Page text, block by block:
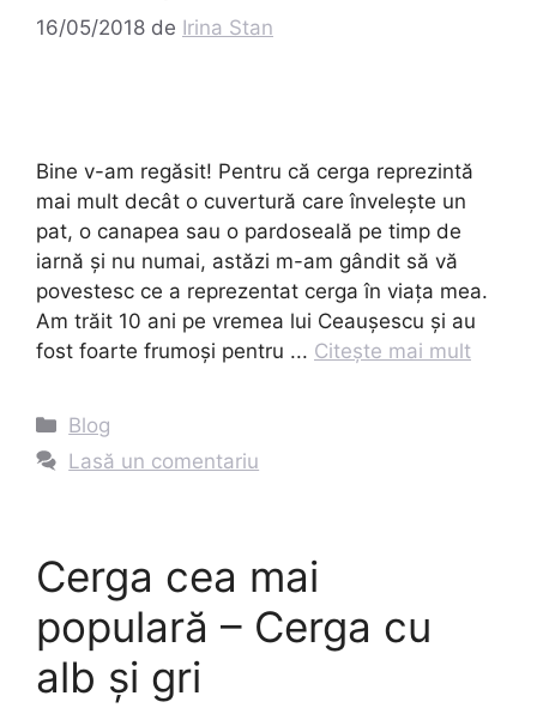
16/05/2018 de Irina Stan
Bine v-am regăsit! Pentru că cerga reprezintă
mai mult decât o cuvertură care învelește un
pat, o canapea sau o pardoseală pe timp de
iarnă și nu numai, astăzi m-am gândit să vă
povestesc ce a reprezentat cerga în viața mea.
Am trăit 10 ani pe vremea lui Ceaușescu și au
fost foarte frumoși pentru ... Citește mai mult
Categorii
Blog
Lasă un comentariu
Cerga cea mai
populară – Cerga cu
alb și gri